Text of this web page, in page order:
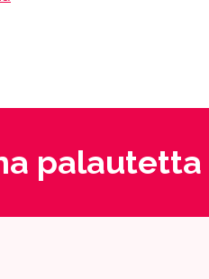
palautetta